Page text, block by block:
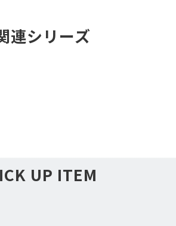
連シリーズ
UP ITEM